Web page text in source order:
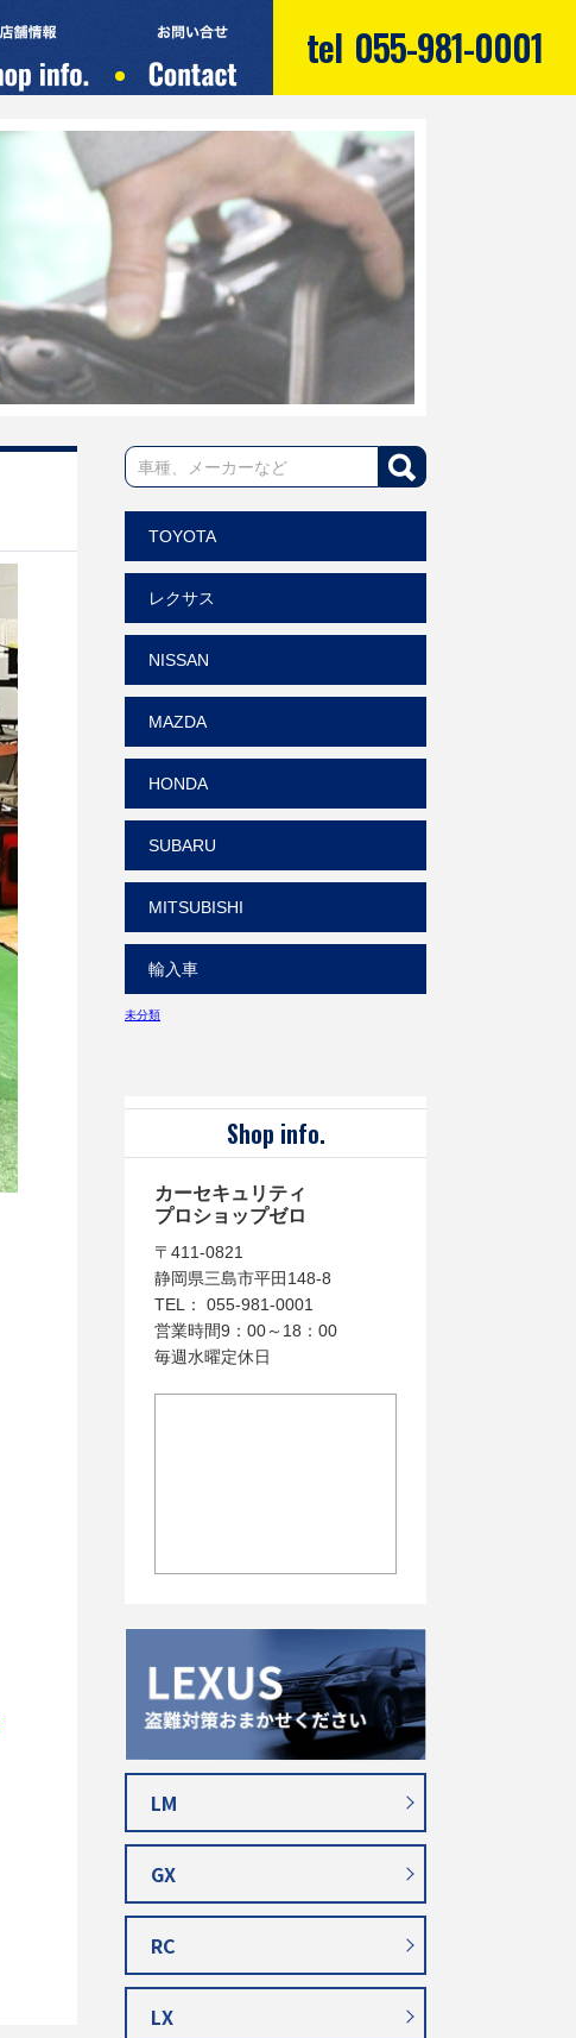
tel 055-981-0001
TOYOTA
レクサス
NISSAN
MAZDA
HONDA
SUBARU
MITSUBISHI
輸入車
未分類
Shop info.
カーセキュリティ
プロショップゼロ
〒411-0821
静岡県三島市平田148-8
TEL： 055-981-0001
営業時間9：00～18：00
毎週水曜定休日
LM
GX
RC
LX